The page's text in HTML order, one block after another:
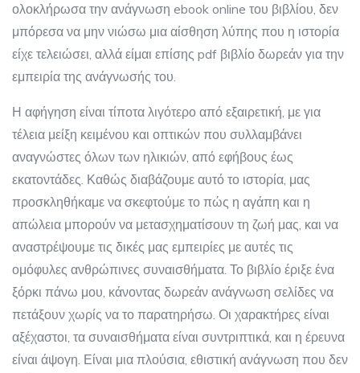
ολοκλήρωσα την ανάγνωση ebook online του βιβλίου, δεν
μπόρεσα να μην νιώσω μια αίσθηση λύπης που η ιστορία
είχε τελειώσει, αλλά είμαι επίσης pdf βιβλίο δωρεάν για την
εμπειρία της ανάγνωσής του.
Η αφήγηση είναι τίποτα λιγότερο από εξαιρετική, με για
τέλεια μείξη κειμένου και οπτικών που συλλαμβάνει
αναγνώστες όλων των ηλικιών, από εφήβους έως
εκατοντάδες. Καθώς διαβάζουμε αυτό το ιστορία, μας
προσκληθήκαμε να σκεφτούμε το πώς η αγάπη και η
απώλεια μπορούν να μετασχηματίσουν τη ζωή μας, και να
αναστρέψουμε τις δικές μας εμπειρίες με αυτές τις
ομόφυλες ανθρώπινες συναισθήματα. Το βιβλίο έριξε ένα
ξόρκι πάνω μου, κάνοντας δωρεάν ανάγνωση σελίδες να
πετάξουν χωρίς να το παρατηρήσω. Οι χαρακτήρες είναι
αξέχαστοι, τα συναισθήματα είναι συντριπτικά, και η έρευνα
είναι άψογη. Είναι μια πλούσια, εθιστική ανάγνωση που δεν